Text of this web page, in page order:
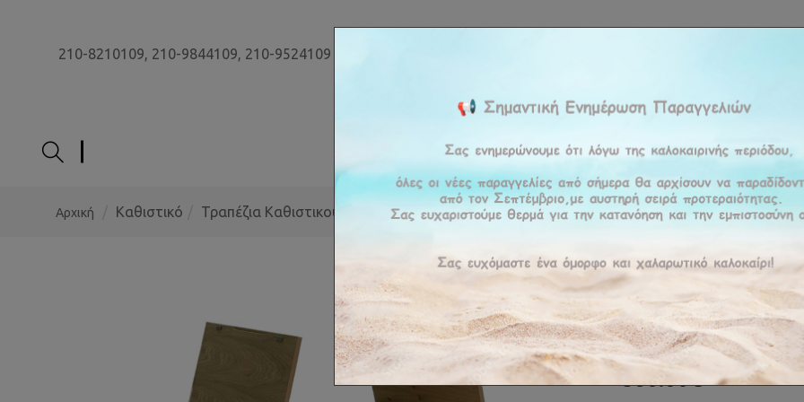
210-8210109, 210-9844109, 210-9524109
ΕΤΑΙΡΕΊΑ ΠΡΟΪΟΝΤΑ ΠΡΟΣΦΟΡΕΣΥΠΗΡΕΣΊΕΣBLOG
Αρχική Καθιστικό Τραπέζια Καθιστικού Τραπεζάκι DOCA
ΚΩΔΙΚΌΣ : DOCA
Παράδοση σε 15-20 ημέρες
860.00€